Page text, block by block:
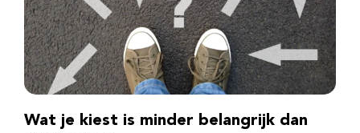
Wat je kiest is minder belangrijk dan